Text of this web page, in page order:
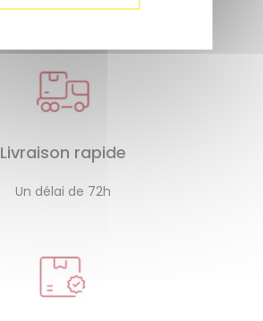
Livraison rapide
Un délai de 72h